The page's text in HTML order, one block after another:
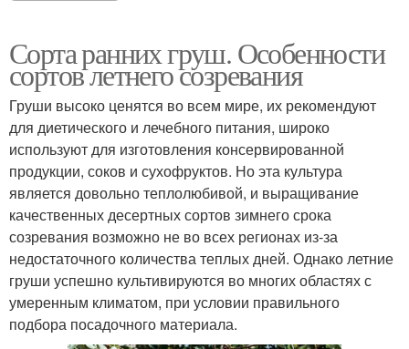
Сорта ранних груш. Особенности
сортов летнего созревания
Груши высоко ценятся во всем мире, их рекомендуют
для диетического и лечебного питания, широко
используют для изготовления консервированной
продукции, соков и сухофруктов. Но эта культура
является довольно теплолюбивой, и выращивание
качественных десертных сортов зимнего срока
созревания возможно не во всех регионах из-за
недостаточного количества теплых дней. Однако летние
груши успешно культивируются во многих областях с
умеренным климатом, при условии правильного
подбора посадочного материала.